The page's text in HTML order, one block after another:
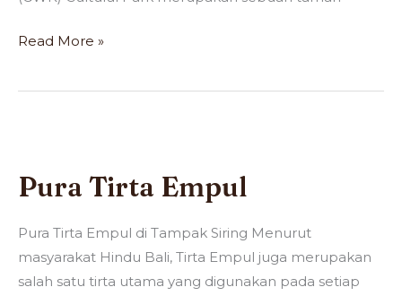
Read More »
Pura Tirta Empul
Pura Tirta Empul di Tampak Siring Menurut
masyarakat Hindu Bali, Tirta Empul juga merupakan
salah satu tirta utama yang digunakan pada setiap
Empul